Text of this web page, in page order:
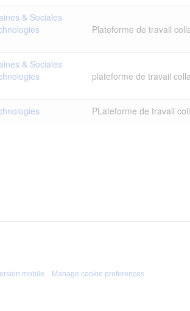
& Sociales
Plateforme de travail
& Sociales
plateforme de travail
PLateforme de travail
mobile Manage cookie preferences